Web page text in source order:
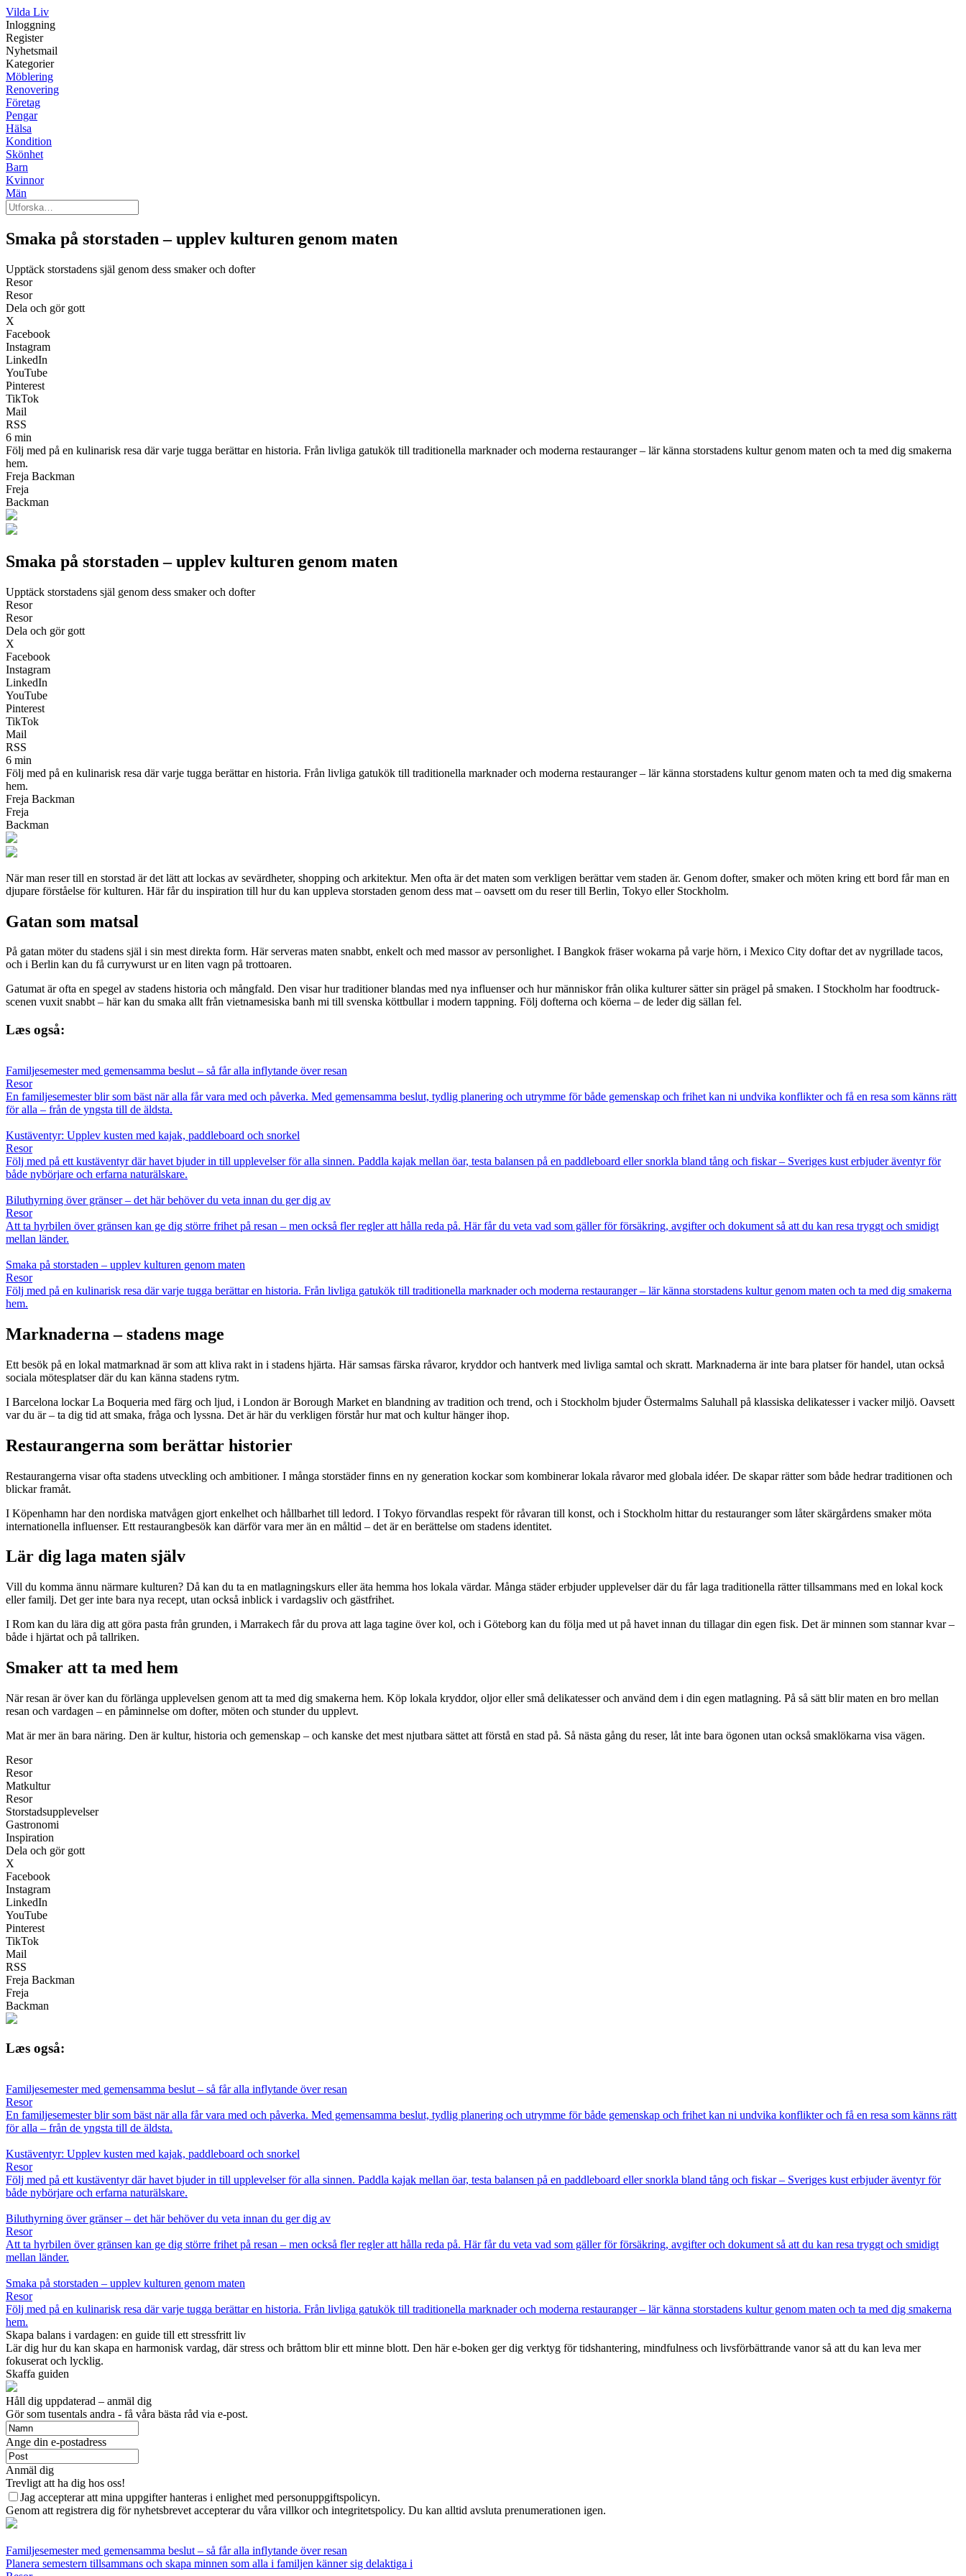
Vilda Liv
Inloggning
Register
Nyhetsmail
Kategorier
Möblering
Renovering
Företag
Pengar
Hälsa
Kondition
Skönhet
Barn
Kvinnor
Män
Smaka på storstaden – upplev kulturen genom maten
Upptäck storstadens själ genom dess smaker och dofter
Resor
Resor
Dela och gör gott
X
Facebook
Instagram
LinkedIn
YouTube
Pinterest
TikTok
Mail
RSS
6 min
Följ med på en kulinarisk resa där varje tugga berättar en historia. Från livliga gatukök till traditionella marknader och moderna restauranger – lär känna storstadens kultur genom maten och ta med dig smakerna
hem.
Freja Backman
Freja
Backman
Smaka på storstaden – upplev kulturen genom maten
Upptäck storstadens själ genom dess smaker och dofter
Resor
Resor
Dela och gör gott
X
Facebook
Instagram
LinkedIn
YouTube
Pinterest
TikTok
Mail
RSS
6 min
Följ med på en kulinarisk resa där varje tugga berättar en historia. Från livliga gatukök till traditionella marknader och moderna restauranger – lär känna storstadens kultur genom maten och ta med dig smakerna
hem.
Freja Backman
Freja
Backman
När man reser till en storstad är det lätt att lockas av sevärdheter, shopping och arkitektur. Men ofta är det maten som verkligen berättar vem staden är. Genom dofter, smaker och möten kring ett bord får man en
djupare förståelse för kulturen. Här får du inspiration till hur du kan uppleva storstaden genom dess mat – oavsett om du reser till Berlin, Tokyo eller Stockholm.
Gatan som matsal
På gatan möter du stadens själ i sin mest direkta form. Här serveras maten snabbt, enkelt och med massor av personlighet. I Bangkok fräser wokarna på varje hörn, i Mexico City doftar det av nygrillade tacos,
och i Berlin kan du få currywurst ur en liten vagn på trottoaren.
Gatumat är ofta en spegel av stadens historia och mångfald. Den visar hur traditioner blandas med nya influenser och hur människor från olika kulturer sätter sin prägel på smaken. I Stockholm har foodtruck-
scenen vuxit snabbt – här kan du smaka allt från vietnamesiska banh mi till svenska köttbullar i modern tappning. Följ dofterna och köerna – de leder dig sällan fel.
Læs også:
Familjesemester med gemensamma beslut – så får alla inflytande över resan
Resor
En familjesemester blir som bäst när alla får vara med och påverka. Med gemensamma beslut, tydlig planering och utrymme för både gemenskap och frihet kan ni undvika konflikter och få en resa som känns rätt
för alla – från de yngsta till de äldsta.
Kustäventyr: Upplev kusten med kajak, paddleboard och snorkel
Resor
Följ med på ett kustäventyr där havet bjuder in till upplevelser för alla sinnen. Paddla kajak mellan öar, testa balansen på en paddleboard eller snorkla bland tång och fiskar – Sveriges kust erbjuder äventyr för
både nybörjare och erfarna naturälskare.
Biluthyrning över gränser – det här behöver du veta innan du ger dig av
Resor
Att ta hyrbilen över gränsen kan ge dig större frihet på resan – men också fler regler att hålla reda på. Här får du veta vad som gäller för försäkring, avgifter och dokument så att du kan resa tryggt och smidigt
mellan länder.
Smaka på storstaden – upplev kulturen genom maten
Resor
Följ med på en kulinarisk resa där varje tugga berättar en historia. Från livliga gatukök till traditionella marknader och moderna restauranger – lär känna storstadens kultur genom maten och ta med dig smakerna
hem.
Marknaderna – stadens mage
Ett besök på en lokal matmarknad är som att kliva rakt in i stadens hjärta. Här samsas färska råvaror, kryddor och hantverk med livliga samtal och skratt. Marknaderna är inte bara platser för handel, utan också
sociala mötesplatser där du kan känna stadens rytm.
I Barcelona lockar La Boqueria med färg och ljud, i London är Borough Market en blandning av tradition och trend, och i Stockholm bjuder Östermalms Saluhall på klassiska delikatesser i vacker miljö. Oavsett
var du är – ta dig tid att smaka, fråga och lyssna. Det är här du verkligen förstår hur mat och kultur hänger ihop.
Restaurangerna som berättar historier
Restaurangerna visar ofta stadens utveckling och ambitioner. I många storstäder finns en ny generation kockar som kombinerar lokala råvaror med globala idéer. De skapar rätter som både hedrar traditionen och
blickar framåt.
I Köpenhamn har den nordiska matvågen gjort enkelhet och hållbarhet till ledord. I Tokyo förvandlas respekt för råvaran till konst, och i Stockholm hittar du restauranger som låter skärgårdens smaker möta
internationella influenser. Ett restaurangbesök kan därför vara mer än en måltid – det är en berättelse om stadens identitet.
Lär dig laga maten själv
Vill du komma ännu närmare kulturen? Då kan du ta en matlagningskurs eller äta hemma hos lokala värdar. Många städer erbjuder upplevelser där du får laga traditionella rätter tillsammans med en lokal kock
eller familj. Det ger inte bara nya recept, utan också inblick i vardagsliv och gästfrihet.
I Rom kan du lära dig att göra pasta från grunden, i Marrakech får du prova att laga tagine över kol, och i Göteborg kan du följa med ut på havet innan du tillagar din egen fisk. Det är minnen som stannar kvar –
både i hjärtat och på tallriken.
Smaker att ta med hem
När resan är över kan du förlänga upplevelsen genom att ta med dig smakerna hem. Köp lokala kryddor, oljor eller små delikatesser och använd dem i din egen matlagning. På så sätt blir maten en bro mellan
resan och vardagen – en påminnelse om dofter, möten och stunder du upplevt.
Mat är mer än bara näring. Den är kultur, historia och gemenskap – och kanske det mest njutbara sättet att förstå en stad på. Så nästa gång du reser, låt inte bara ögonen utan också smaklökarna visa vägen.
Resor
Resor
Matkultur
Resor
Storstadsupplevelser
Gastronomi
Inspiration
Dela och gör gott
X
Facebook
Instagram
LinkedIn
YouTube
Pinterest
TikTok
Mail
RSS
Freja Backman
Freja
Backman
Læs også:
Familjesemester med gemensamma beslut – så får alla inflytande över resan
Resor
En familjesemester blir som bäst när alla får vara med och påverka. Med gemensamma beslut, tydlig planering och utrymme för både gemenskap och frihet kan ni undvika konflikter och få en resa som känns rätt
för alla – från de yngsta till de äldsta.
Kustäventyr: Upplev kusten med kajak, paddleboard och snorkel
Resor
Följ med på ett kustäventyr där havet bjuder in till upplevelser för alla sinnen. Paddla kajak mellan öar, testa balansen på en paddleboard eller snorkla bland tång och fiskar – Sveriges kust erbjuder äventyr för
både nybörjare och erfarna naturälskare.
Biluthyrning över gränser – det här behöver du veta innan du ger dig av
Resor
Att ta hyrbilen över gränsen kan ge dig större frihet på resan – men också fler regler att hålla reda på. Här får du veta vad som gäller för försäkring, avgifter och dokument så att du kan resa tryggt och smidigt
mellan länder.
Smaka på storstaden – upplev kulturen genom maten
Resor
Följ med på en kulinarisk resa där varje tugga berättar en historia. Från livliga gatukök till traditionella marknader och moderna restauranger – lär känna storstadens kultur genom maten och ta med dig smakerna
hem.
Skapa balans i vardagen: en guide till ett stressfritt liv
Lär dig hur du kan skapa en harmonisk vardag, där stress och bråttom blir ett minne blott. Den här e-boken ger dig verktyg för tidshantering, mindfulness och livsförbättrande vanor så att du kan leva mer
fokuserat och lycklig.
Skaffa guiden
Håll dig uppdaterad – anmäl dig
Gör som tusentals andra - få våra bästa råd via e-post.
Ange din e-postadress
Anmäl dig
Trevligt att ha dig hos oss!
Jag accepterar att mina uppgifter hanteras i enlighet med personuppgiftspolicyn.
Genom att registrera dig för nyhetsbrevet accepterar du våra villkor och integritetspolicy. Du kan alltid avsluta prenumerationen igen.
Familjesemester med gemensamma beslut – så får alla inflytande över resan
Planera semestern tillsammans och skapa minnen som alla i familjen känner sig delaktiga i